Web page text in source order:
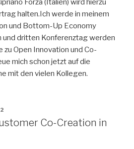
Forza (Italien) wird hierzu
halten.Ich werde in meinem
und Bottom-Up Economy
und dritten Konferenztag werden
zu Open Innovation und Co-
mich schon jetzt auf die
mit den vielen Kollegen.
Co-Creation in